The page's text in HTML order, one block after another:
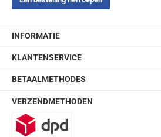
INFORMATIE
KLANTENSERVICE
BETAALMETHODES
VERZENDMETHODEN